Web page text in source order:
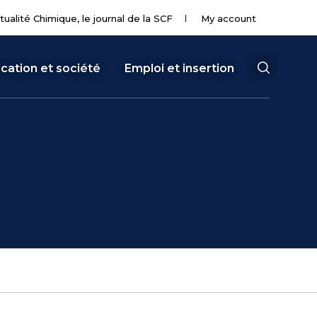
Chimique, le journal de la SCF My account
et société Emploi et insertion